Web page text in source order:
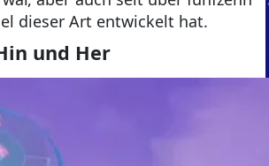
dieser Art entwickelt hat.
und Her